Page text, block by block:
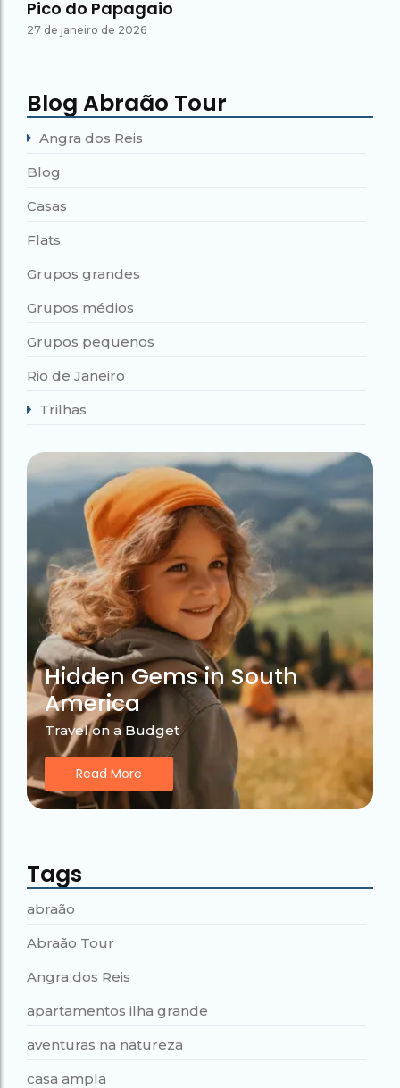
Pico do Papagaio
27 de janeiro de 2026
Blog Abraão Tour
Angra dos Reis
Blog
Casas
Flats
Grupos grandes
Grupos médios
Grupos pequenos
Rio de Janeiro
Trilhas
Hidden Gems in South
America
Travel on a Budget
Read More
Tags
abraão
Abraão Tour
Angra dos Reis
apartamentos ilha grande
aventuras na natureza
casa ampla